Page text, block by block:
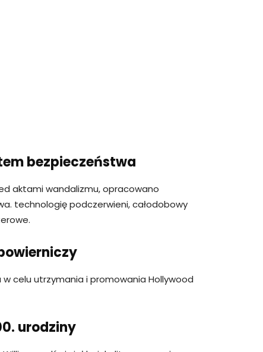
bezpieczeństwa
aktami wandalizmu, opracowano
technologię podczerwieni, całodobowy
w celu utrzymania i promowania Hollywood
urodziny